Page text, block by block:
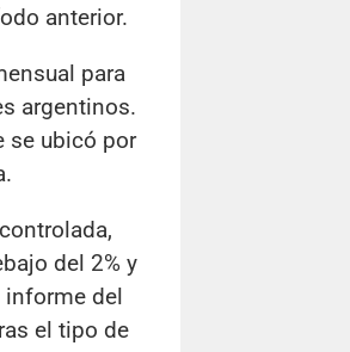
anterior.
para
argentinos.
se ubicó por
del 2% y
informe del
el tipo de